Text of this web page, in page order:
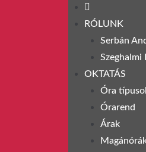
RÓLUNK
Serbán
Szeghalmi
OKTATÁS
Óra
Órarend
Árak